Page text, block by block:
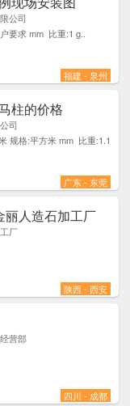
公司
要求 mm 比重:1 g..
福建 - 泉州
柱的价格
司
规格:平方米 mm 比重:1.1
广东 - 东莞
丽人造石加工厂
厂
陕西 - 西安
营部
四川 - 成都